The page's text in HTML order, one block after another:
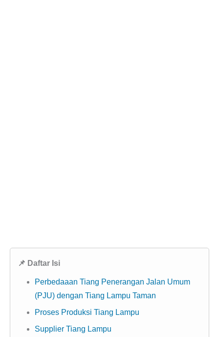
📌 Daftar Isi
Perbedaaan Tiang Penerangan Jalan Umum
(PJU) dengan Tiang Lampu Taman
Proses Produksi Tiang Lampu
Supplier Tiang Lampu